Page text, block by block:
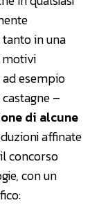
in una
motivi
ad esempio
–
di alcune
affinate
concorso
con un